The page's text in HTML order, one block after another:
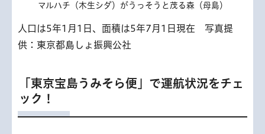
マルハチ（木生シダ）がうっそうと茂る森（母島）
人口は5年1月1日、面積は5年7月1日現在 写真提
供：東京都島しょ振興公社
「東京宝島うみそら便」で運航状況をチェ
ック！